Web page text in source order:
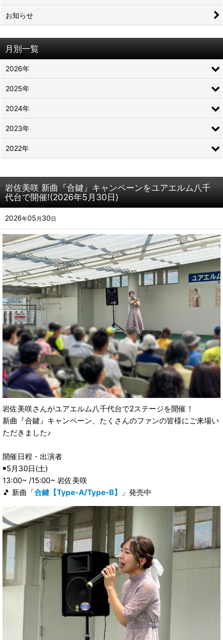
岩佐美咲 新曲『合鍵』キャンペーンをユアエルム八千
代台で開催!(2026年5月30日)
2026年05 月 30日
岩佐美咲さんがユアエルム八千代台で2ステージを開催！
新曲『合鍵』キャンペーン、たくさんのファンの皆様にご来場い
ただきました♪
開催日程・出演者
￭5月30日(土)
13:00~ /15:00~ 岩佐美咲
🎵 新曲「合鍵【Type-A/Type-B】 」発売中
お知らせ
月別一覧
2026年
2025年
2024年
2023年
2022年